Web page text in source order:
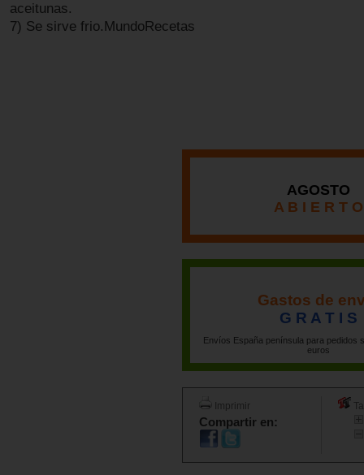
aceitunas.
7) Se sirve frio.MundoRecetas
AGOSTO
A B I E R T O
Gastos de
G R A T I S
Envíos España península para pedidos
euros
Imprimir
Compartir en: